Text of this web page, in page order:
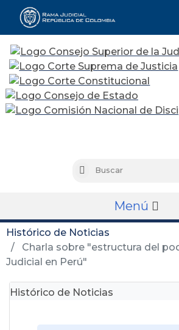
Buscar
Menú
Histórico de Noticias
Charla sobre "estructura del
Judicial en Perú"
Histórico de Noticias